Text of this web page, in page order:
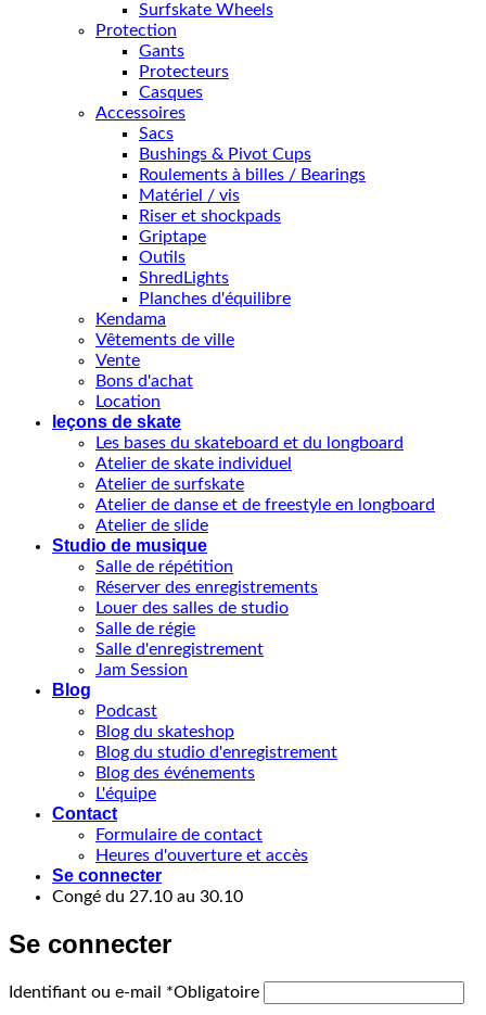
Surfskate Wheels
Protection
Gants
Protecteurs
Casques
Accessoires
Sacs
Bushings & Pivot Cups
Roulements à billes / Bearings
Matériel / vis
Riser et shockpads
Griptape
Outils
ShredLights
Planches d'équilibre
Kendama
Vêtements de ville
Vente
Bons d'achat
Location
leçons de skate
Les bases du skateboard et du longboard
Atelier de skate individuel
Atelier de surfskate
Atelier de danse et de freestyle en longboard
Atelier de slide
Studio de musique
Salle de répétition
Réserver des enregistrements
Louer des salles de studio
Salle de régie
Salle d'enregistrement
Jam Session
Blog
Podcast
Blog du skateshop
Blog du studio d'enregistrement
Blog des événements
L'équipe
Contact
Formulaire de contact
Heures d'ouverture et accès
Se connecter
Congé du 27.10 au 30.10
Se connecter
Identifiant ou e-mail *Obligatoire